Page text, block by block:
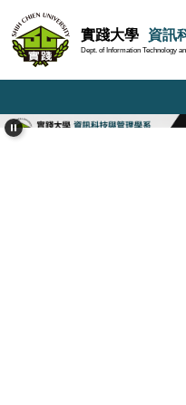
到
主
要
容
實踐大學 資訊
Dept. of Information Technology